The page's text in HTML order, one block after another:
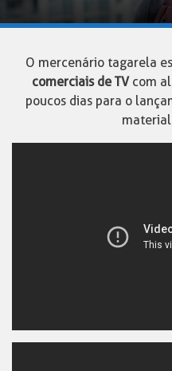
O mercenário tagarela
comerciais de TVcom
poucos dias para o